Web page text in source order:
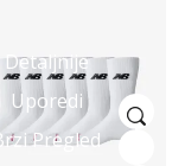
Detaljnije
Uporedi
Pregled